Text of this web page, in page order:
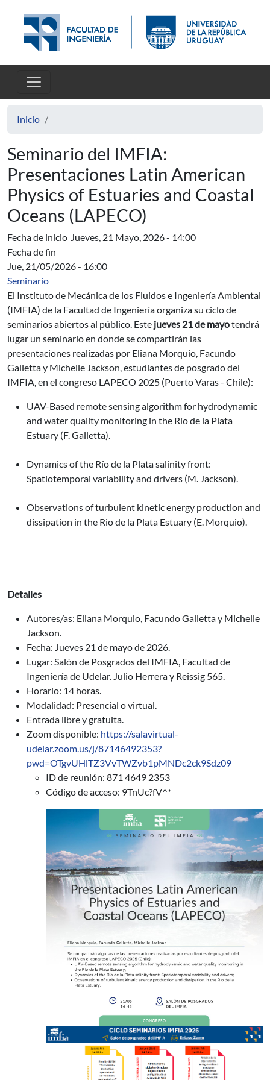
Inicio
Seminario del IMFIA:
Presentaciones Latin American
Physics of Estuaries and Coastal
Oceans (LAPECO)
Fecha de inicio Jueves, 21 Mayo, 2026 - 14:00
Fecha de fin
Jue, 21/05/2026 - 16:00
Seminario
El Instituto de Mecánica de los Fluidos e Ingeniería Ambiental
(IMFIA) de la Facultad de Ingeniería organiza su ciclo de
seminarios abiertos al público. Este jueves 21 de mayotendrá
lugar un seminario en donde se compartirán las
presentaciones realizadas por Eliana Morquio, Facundo
Galletta y Michelle Jackson, estudiantes de posgrado del
IMFIA, en el congreso LAPECO 2025 (Puerto Varas - Chile):
UAV-Based remote sensing algorithm for hydrodynamic
and water quality monitoring in the Río de la Plata
Estuary (F. Galletta).
Dynamics of the Río de la Plata salinity front:
Spatiotemporal variability and drivers (M. Jackson).
Observations of turbulent kinetic energy production and
dissipation in the Rio de la Plata Estuary (E. Morquio).
Detalles
Autores/as: Eliana Morquio, Facundo Galletta y Michelle
Jackson.
Fecha: Jueves 21 de mayo de 2026.
Lugar: Salón de Posgrados del IMFIA, Facultad de
Ingeniería de Udelar. Julio Herrera y Reissig 565.
Horario: 14 horas.
Modalidad: Presencial o virtual.
Entrada libre y gratuita.
Zoom disponible: https://salavirtual-
udelar.zoom.us/j/87146492353?
pwd=OTgvUHlTZ3VvTWZvb1pMNDc2ck9Sdz09
ID de reunión: 871 4649 2353
Código de acceso: 9TnUc?fV^*